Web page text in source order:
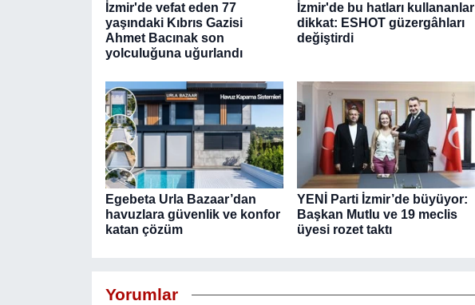
İzmir'de vefat eden 77
yaşındaki Kıbrıs Gazisi
Ahmet Bacınak son
yolculuğuna uğurlandı
İzmir'de bu hatları kullananlar
dikkat: ESHOT güzergâhları
değiştirdi
Egebeta Urla Bazaar’dan
havuzlara güvenlik ve konfor
katan çözüm
YENİ Parti İzmir’de büyüyor:
Başkan Mutlu ve 19 meclis
üyesi rozet taktı
Yorumlar